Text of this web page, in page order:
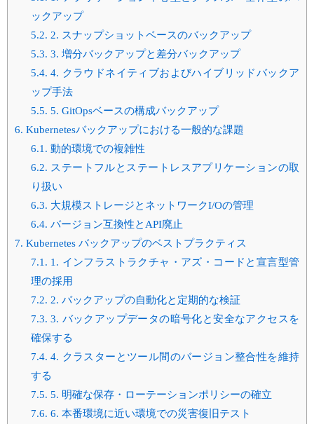
ックアップ
5.2. 2. スナップショットベースのバックアップ
5.3. 3. 増分バックアップと差分バックアップ
5.4. 4. クラウドネイティブおよびハイブリッドバックア
ップ手法
5.5. 5. GitOpsベースの構成バックアップ
6. Kubernetesバックアップにおける一般的な課題
6.1. 動的環境での複雑性
6.2. ステートフルとステートレスアプリケーションの取
り扱い
6.3. 大規模ストレージとネットワークI/Oの管理
6.4. バージョン互換性とAPI廃止
7. Kubernetes バックアップのベストプラクティス
7.1. 1. インフラストラクチャ・アズ・コードと宣言型管
理の採用
7.2. 2. バックアップの自動化と定期的な検証
7.3. 3. バックアップデータの暗号化と安全なアクセスを
確保する
7.4. 4. クラスターとツール間のバージョン整合性を維持
する
7.5. 5. 明確な保存・ローテーションポリシーの確立
7.6. 6. 本番環境に近い環境での災害復旧テスト